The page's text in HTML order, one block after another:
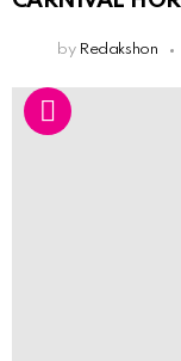
by Redakshon